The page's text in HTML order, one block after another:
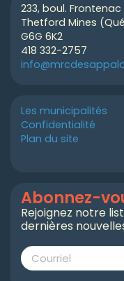
233, boul.
Thetford Mines
G6G 6K2
418 332-2757
Les municipalités
Confidentialité
Plan du site
Abonnez-
Rejoignez notre
dernières